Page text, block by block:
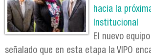
hacia la
Institucional
El nuevo
señalado que en esta etapa la VIPO